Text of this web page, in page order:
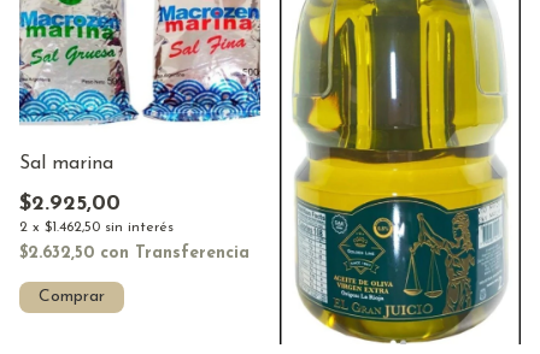
Sal marina
$2.925,00
2 x $1.462,50 sin interés
$2.632,50 con Transferencia
Comprar